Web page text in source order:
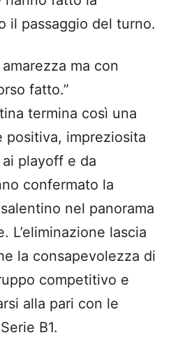
il passaggio del turno.
ma con
fatto.”
termina così una
positiva, impreziosita
playoff e da
confermato la
nel panorama
L’eliminazione lascia
la consapevolezza di
competitivo e
alla pari con le
B1.